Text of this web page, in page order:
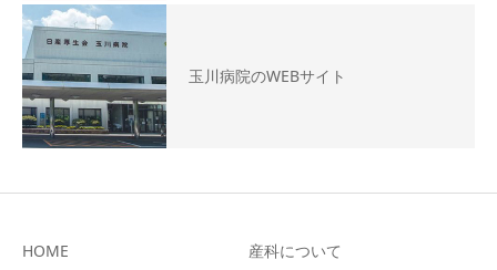
玉川病院のWEBサイト
HOME 産科について